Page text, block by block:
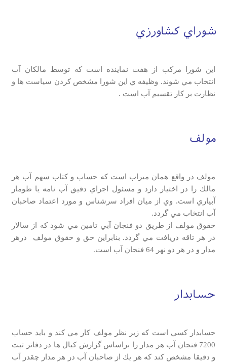
شوراي كشاورزي
اين شورا مركب از هفت نماينده است كه توسط مالكان آب
انتخاب مي شوند. وظيفه ي اين شورا مشخص كردن سياست ها و
نظارت بر كار تقسيم آب است .
مولف
مولف در واقع همان ميراب است كه حساب و كتاب سهم آب هر
مالك را در اختيار دارد و مسئول اجراي دقيق آب نامه يا طومار
آبياري است. وي از ميان افراد سرشناس و مورد اعتماد صاحبان
آب انتخاب مي گردد.
حقوق مولف از طريق دو فنجان آبي تامين مي شود كه از سالار
در هر تاقه دريافت مي گردد. بنابراين حق و حقوق مولف درهر
مدار و در هر دو نهر 64 فنجان آب است.
حسابدار
حسابدار كسي است كه زير نظر مولف كار مي كند و بايد حساب
7200 فنجان آب هر مدار را براساس گزارش كيال ها در دفاتر ثبت
و دقيقا مشخص كند كه هر يك از صاحبان آب در هر مدار چقدر آب